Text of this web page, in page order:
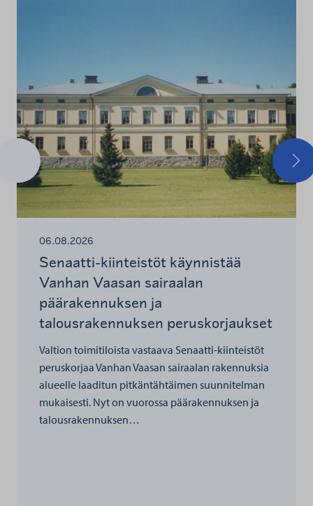
Edellinen
06.08.2026
Senaatti-kiinteistöt käynnistää
Vanhan Vaasan sairaalan
päärakennuksen ja
talousrakennuksen peruskorjaukset
Valtion toimitiloista vastaava Senaatti-kiinteistöt
peruskorjaa Vanhan Vaasan sairaalan rakennuksia
alueelle laaditun pitkäntähtäimen suunnitelman
mukaisesti. Nyt on vuorossa päärakennuksen ja
talousrakennuksen…